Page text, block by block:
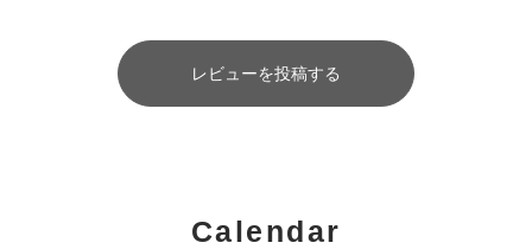
レビューを投稿する
Calendar